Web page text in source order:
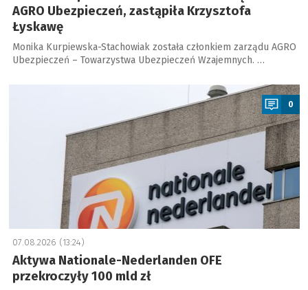
AGRO Ubezpieczeń, zastąpiła Krzysztofa
Łyskawę
Monika Kurpiewska-Stachowiak została członkiem zarządu AGRO
Ubezpieczeń – Towarzystwa Ubezpieczeń Wzajemnych. …
0
07.08.2026 (13:24)
Aktywa Nationale-Nederlanden OFE
przekroczyły 100 mld zł